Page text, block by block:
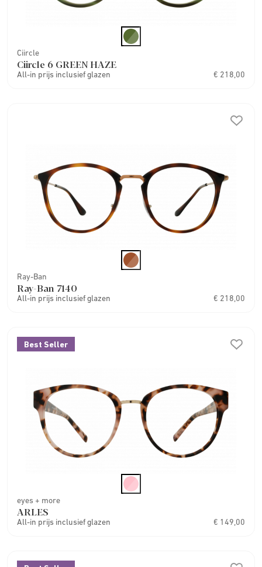
Ciircle
Ciircle 6 GREEN HAZE
All-in prijs inclusief glazen € 218,00
Ray-Ban
Ray-Ban 7140
All-in prijs inclusief glazen € 218,00
Best Seller
eyes + more
ARLES
All-in prijs inclusief glazen € 149,00